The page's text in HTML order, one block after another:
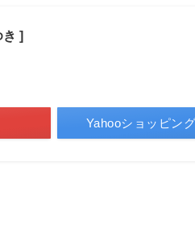
]
Yahooショッピング